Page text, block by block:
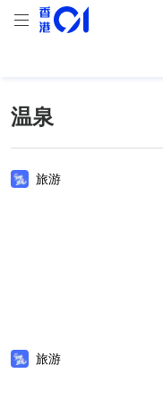
温泉
旅游
旅游